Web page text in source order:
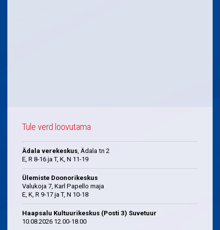
Tule verd loovutama
Ädala verekeskus, Ädala tn 2
E, R 8-16 ja T, K, N 11-19
Ülemiste Doonorikeskus
Valukoja 7, Karl Papello maja
E, K, R 9-17 ja T, N 10-18
Haapsalu Kultuurikeskus (Posti 3) Suvetuur
10.08.2026 12.00-18.00